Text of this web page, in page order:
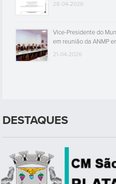
28-04-2026
Vice-Presidente do
em reunião da ANMP
21-04-2026
DESTAQUES